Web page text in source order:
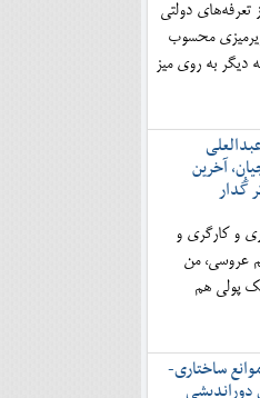
تعرفه‌های دولتی
محسوب
دیگر به روی میز
آخرین
گُدار
و کارگری و
عروسی، من
پولی هم
ساختاری-
دوراندیشی